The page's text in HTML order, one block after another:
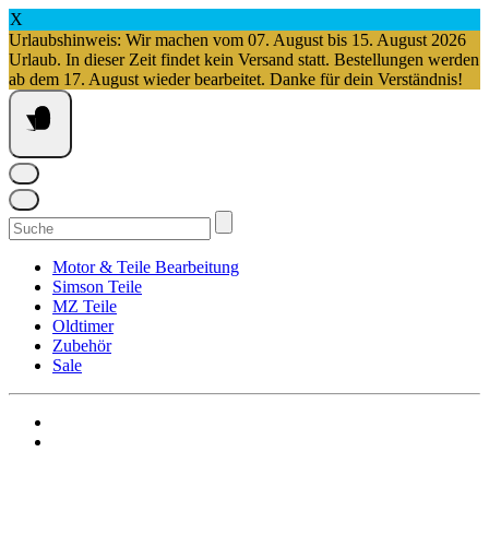
X
Urlaubshinweis: Wir machen vom 07. August bis 15. August 2026
Urlaub. In dieser Zeit findet kein Versand statt. Bestellungen werden
ab dem 17. August wieder bearbeitet. Danke für dein Verständnis!
Springe
zum
Inhalt
Suchen
nach:
Motor & Teile Bearbeitung
Simson Teile
MZ Teile
Oldtimer
Zubehör
Sale